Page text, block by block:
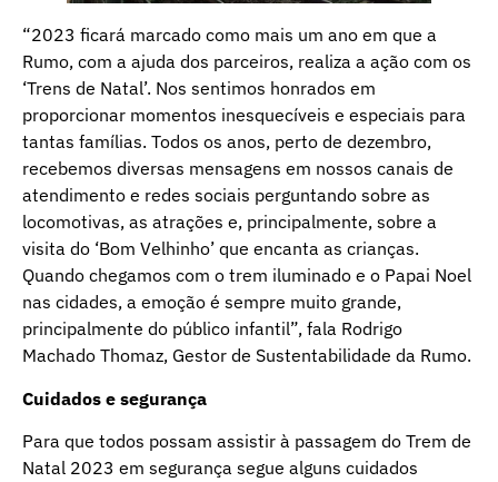
“2023 ficará marcado como mais um ano em que a
Rumo, com a ajuda dos parceiros, realiza a ação com os
‘Trens de Natal’. Nos sentimos honrados em
proporcionar momentos inesquecíveis e especiais para
tantas famílias. Todos os anos, perto de dezembro,
recebemos diversas mensagens em nossos canais de
atendimento e redes sociais perguntando sobre as
locomotivas, as atrações e, principalmente, sobre a
visita do ‘Bom Velhinho’ que encanta as crianças.
Quando chegamos com o trem iluminado e o Papai Noel
nas cidades, a emoção é sempre muito grande,
principalmente do público infantil”, fala Rodrigo
Machado Thomaz, Gestor de Sustentabilidade da Rumo.
Cuidados e segurança
Para que todos possam assistir à passagem do Trem de
Natal 2023 em segurança segue alguns cuidados